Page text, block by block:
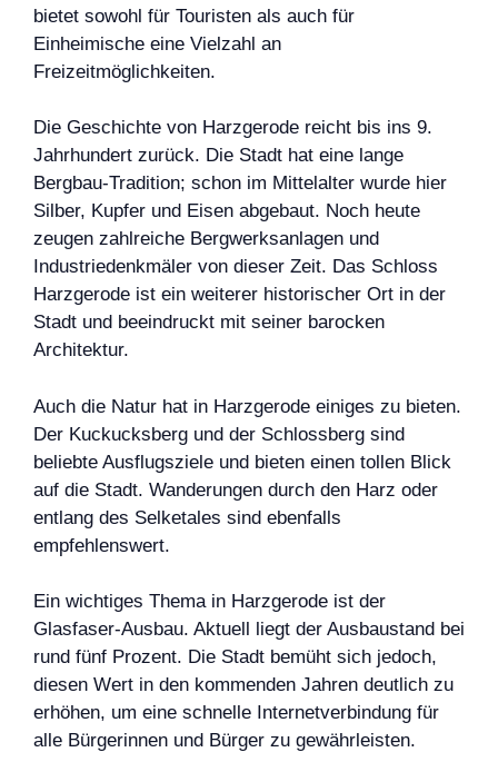
bietet sowohl für Touristen als auch für
Einheimische eine Vielzahl an
Freizeitmöglichkeiten.
Die Geschichte von Harzgerode reicht bis ins 9.
Jahrhundert zurück. Die Stadt hat eine lange
Bergbau-Tradition; schon im Mittelalter wurde hier
Silber, Kupfer und Eisen abgebaut. Noch heute
zeugen zahlreiche Bergwerksanlagen und
Industriedenkmäler von dieser Zeit. Das Schloss
Harzgerode ist ein weiterer historischer Ort in der
Stadt und beeindruckt mit seiner barocken
Architektur.
Auch die Natur hat in Harzgerode einiges zu bieten.
Der Kuckucksberg und der Schlossberg sind
beliebte Ausflugsziele und bieten einen tollen Blick
auf die Stadt. Wanderungen durch den Harz oder
entlang des Selketales sind ebenfalls
empfehlenswert.
Ein wichtiges Thema in Harzgerode ist der
Glasfaser-Ausbau. Aktuell liegt der Ausbaustand bei
rund fünf Prozent. Die Stadt bemüht sich jedoch,
diesen Wert in den kommenden Jahren deutlich zu
erhöhen, um eine schnelle Internetverbindung für
alle Bürgerinnen und Bürger zu gewährleisten.